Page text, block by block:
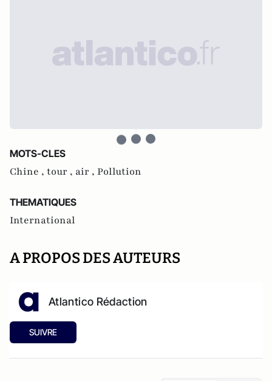
MOTS-CLES
Chine , tour , air , Pollution
THEMATIQUES
International
A PROPOS DES AUTEURS
Atlantico Rédaction
SUIVRE